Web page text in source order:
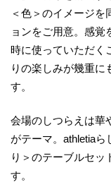
＜色＞のイメージ
ョンをご用意。感覚
時に使っていただく
りの楽しみが幾重に
す。
会場のしつらえは華
がテーマ。athletia
り＞のテーブルセッ
す。